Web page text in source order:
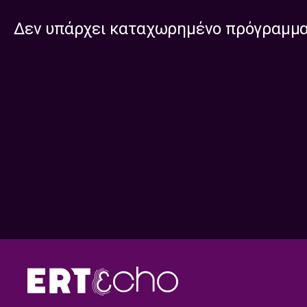
Δεν υπάρχει καταχωρημένο